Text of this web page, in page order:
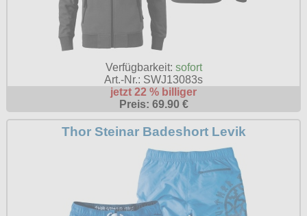
Verfügbarkeit: sofort
Art.-Nr.: SWJ13083s
jetzt 22 % billiger
Preis: 69.90 €
Thor Steinar Badeshort Levik